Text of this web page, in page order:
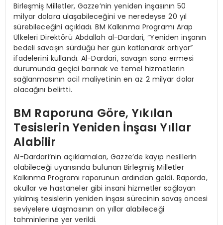
Birleşmiş Milletler, Gazze’nin yeniden inşasının 50
milyar dolara ulaşabileceğini ve neredeyse 20 yıl
sürebileceğini açıkladı. BM Kalkınma Programı Arap
Ülkeleri Direktörü Abdallah al-Dardari, “Yeniden inşanın
bedeli savaşın sürdüğü her gün katlanarak artıyor”
ifadelerini kullandı. Al-Dardari, savaşın sona ermesi
durumunda geçici barınak ve temel hizmetlerin
sağlanmasının acil maliyetinin en az 2 milyar dolar
olacağını belirtti.
BM Raporuna Göre, Yıkılan
Tesislerin Yeniden İnşası Yıllar
Alabilir
Al-Dardari’nin açıklamaları, Gazze’de kayıp nesillerin
olabileceği uyarısında bulunan Birleşmiş Milletler
Kalkınma Programı raporunun ardından geldi. Raporda,
okullar ve hastaneler gibi insani hizmetler sağlayan
yıkılmış tesislerin yeniden inşası sürecinin savaş öncesi
seviyelere ulaşmasının on yıllar alabileceği
tahminlerine yer verildi.